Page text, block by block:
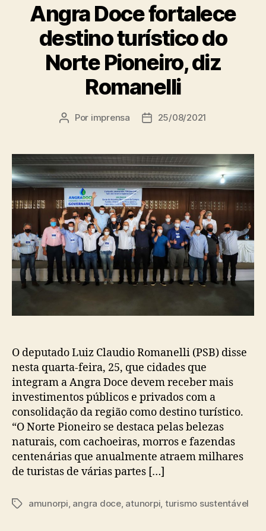
Angra Doce fortalece
destino turístico do
Norte Pioneiro, diz
Romanelli
Autor
Por imprensa
Data25/08/2021
O deputado Luiz Claudio Romanelli (PSB) disse
nesta quarta-feira, 25, que cidades que
integram a Angra Doce devem receber mais
investimentos públicos e privados com a
consolidação da região como destino turístico.
“O Norte Pioneiro se destaca pelas belezas
naturais, com cachoeiras, morros e fazendas
centenárias que anualmente atraem milhares
de turistas de várias partes […]
Tagsamunorpi angra doce, atunorpi turismo sustentável